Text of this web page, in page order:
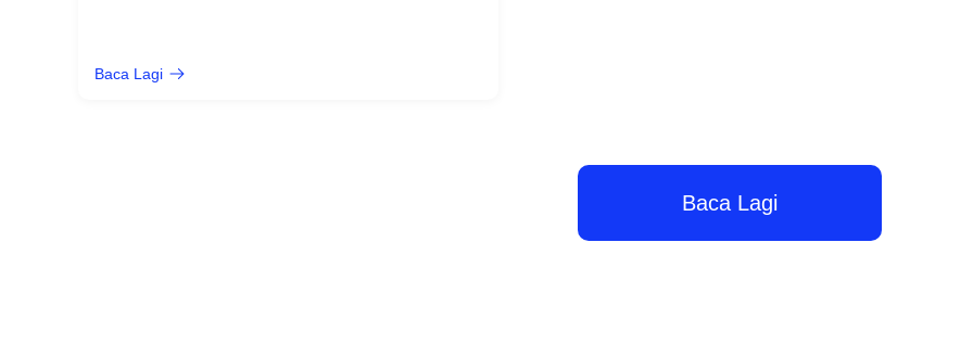
Baca Lagi
Baca Lagi